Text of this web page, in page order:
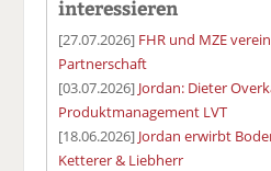
interessieren
[27.07.2026] FHR und MZE
Partnerschaft
[03.07.2026] Jordan: Dieter
Produktmanagement LVT
[18.06.2026] Jordan erwirbt
Ketterer & Liebherr